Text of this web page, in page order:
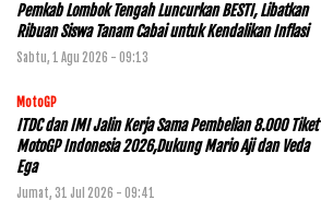
Pemkab Lombok Tengah Luncurkan BESTI, Libatkan
Ribuan Siswa Tanam Cabai untuk Kendalikan Inflasi
Sabtu, 1 Agu 2026 - 09:13
MotoGP
ITDC dan IMI Jalin Kerja Sama Pembelian 8.000 Tiket
MotoGP Indonesia 2026,Dukung Mario Aji dan Veda
Ega
Jumat, 31 Jul 2026 - 09:41